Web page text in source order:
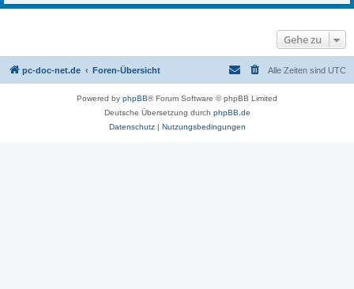
Gehe zu
pc-doc-net.de Foren-Übersicht Alle Zeiten sind UTC
Powered by phpBB® Forum Software © phpBB Limited
Deutsche Übersetzung durch phpBB.de
Datenschutz| Nutzungsbedingungen